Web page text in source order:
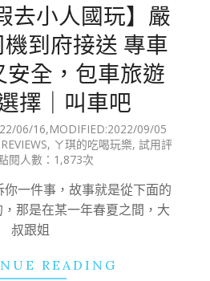
去小人國玩】嚴
到府接送 專車
安全，包車旅遊
擇｜叫車吧
06/16,MODIFIED:2022/09/05
, ㄚ琪的吃喝玩樂, 試用評
閱人數：1,873次
一件事，故事就是從下面的
那是在某一年春夏之間，大
叔跟姐
READING